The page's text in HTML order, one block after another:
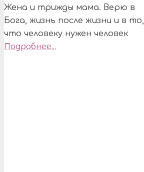
Жена и трижды мама. Верю в
Бога, жизнь после жизни и в то,
что человеку нужен человек
Подробнее...